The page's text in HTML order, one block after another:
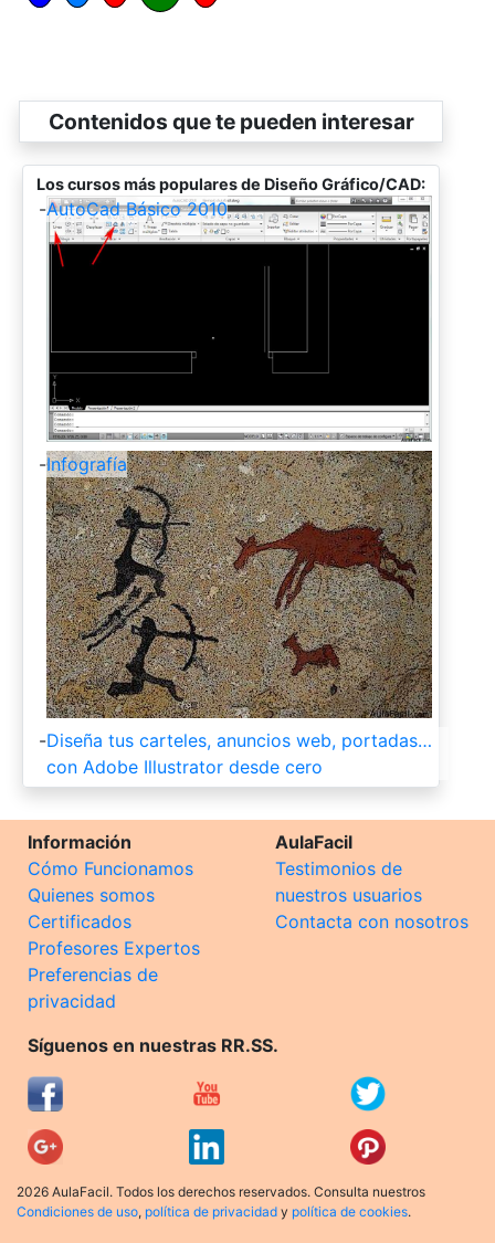
Contenidos que te pueden interesar
Los cursos más populares de Diseño Gráfico/CAD:
-AutoCad Básico 2010
-Infografía
-Diseña tus carteles, anuncios web, portadas…
con Adobe Illustrator desde cero
Información
Cómo Funcionamos
Quienes somos
Certificados
Profesores Expertos
Preferencias de
privacidad
AulaFacil
Testimonios de
nuestros usuarios
Contacta con nosotros
Síguenos en nuestras RR.SS.
2026 AulaFacil. Todos los derechos reservados. Consulta nuestros
Condiciones de uso, política de privacidad y política de cookies.